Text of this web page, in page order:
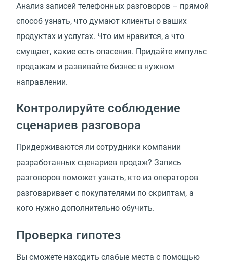
Анализ записей телефонных разговоров – прямой
способ узнать, что думают клиенты о ваших
продуктах и услугах. Что им нравится, а что
смущает, какие есть опасения. Придайте импульс
продажам и развивайте бизнес в нужном
направлении.
Контролируйте соблюдение
сценариев разговора
Придерживаются ли сотрудники компании
разработанных сценариев продаж? Запись
разговоров поможет узнать, кто из операторов
разговаривает с покупателями по скриптам, а
кого нужно дополнительно обучить.
Проверка гипотез
Вы сможете находить слабые места с помощью